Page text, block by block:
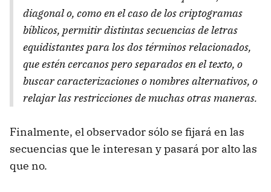
diagonal o, como en el caso de los criptogramas
bíblicos, permitir distintas secuencias de letras
equidistantes para los dos términos relacionados,
que estén cercanos pero separados en el texto, o
buscar caracterizaciones o nombres alternativos, o
relajar las restricciones de muchas otras maneras.
Finalmente, el observador sólo se fijará en las
secuencias que le interesan y pasará por alto las
que no.